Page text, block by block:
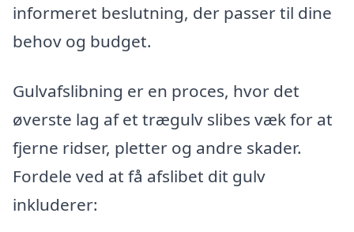
informeret beslutning, der passer til dine
behov og budget.
Gulvafslibning er en proces, hvor det
øverste lag af et trægulv slibes væk for at
fjerne ridser, pletter og andre skader.
Fordele ved at få afslibet dit gulv
inkluderer: